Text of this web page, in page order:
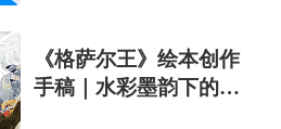
《格萨尔王》绘本创作
手稿｜水彩墨韵下的史